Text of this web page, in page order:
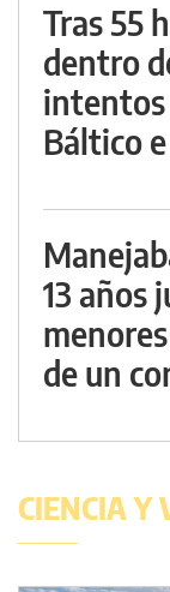
Tras 55
dentro
intentos
Báltico
13 años
de un
CIENCIA Y